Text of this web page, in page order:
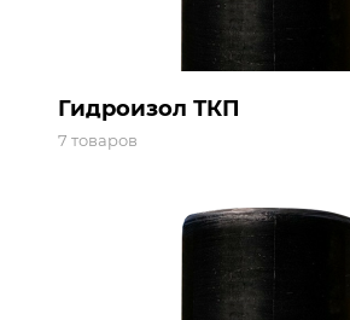
Гидроизол ТКП
7 товаров